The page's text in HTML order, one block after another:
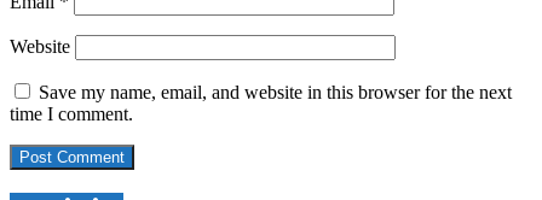
Website
Save my name, email, and website in this browser for the next
time I comment.